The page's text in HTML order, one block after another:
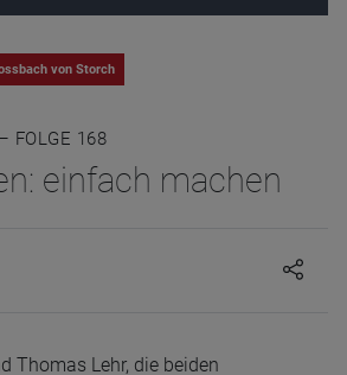
von Storch
FOLGE 168
einfach machen
Thomas Lehr, die beiden